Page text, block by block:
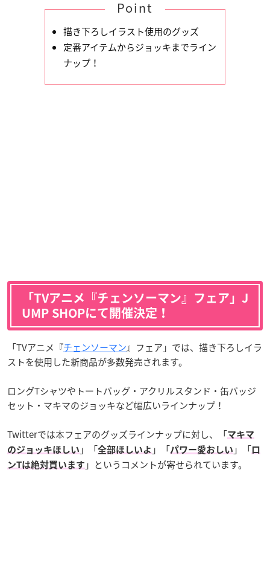
Point
描き下ろしイラスト使用のグッズ
定番アイテムからジョッキまでライン
ナップ！
「TVアニメ『チェンソーマン』フェア」J
UMP SHOPにて開催決定！
「TVアニメ『チェンソーマン』フェア」では、描き下ろしイラ
ストを使用した新商品が多数発売されます。
ロングTシャツやトートバッグ・アクリルスタンド・缶バッジ
セット・マキマのジョッキなど幅広いラインナップ！
Twitterでは本フェアのグッズラインナップに対し、「マキマ
のジョッキほしい 」「全部ほしいよ 」「パワー愛おしい 」「 ロ
ンTは絶対買います 」というコメントが寄せられています。